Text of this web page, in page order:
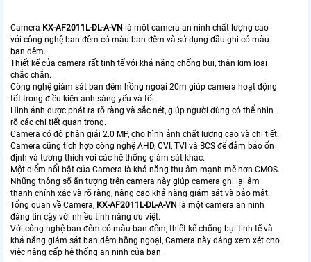
Camera KX-AF2011L-DL-A-VN là một camera an ninh chất lượng cao
với công nghệ ban đêm có màu ban đêm và sử dụng đầu ghi có màu
ban đêm.
Thiết kế của camera rất tinh tế với khả năng chống bụi, thân kim loại
chắc chắn.
Công nghệ giám sát ban đêm hồng ngoại 20m giúp camera hoạt động
tốt trong điều kiện ánh sáng yếu và tối.
Hình ảnh được phát ra rõ ràng và sắc nét, giúp người dùng có thể nhìn
rõ các chi tiết quan trọng.
Camera có độ phân giải 2.0 MP, cho hình ảnh chất lượng cao và chi tiết.
Camera cũng tích hợp công nghệ AHD, CVI, TVI và BCS để đảm bảo ổn
định và tương thích với các hệ thống giám sát khác.
Một điểm nổi bật của Camera là khả năng thu âm mạnh mẽ hơn CMOS.
Những thông số ấn tượng trên camera này giúp camera ghi lại âm
thanh chính xác và rõ ràng, nâng cao khả năng giám sát và bảo mật.
Tổng quan về Camera, KX-AF2011L-DL-A-VN là một camera an ninh
đáng tin cậy với nhiều tính năng ưu việt.
Với công nghệ ban đêm có màu ban đêm, thiết kế chống bụi tinh tế và
khả năng giám sát ban đêm hồng ngoại, Camera này đáng xem xét cho
việc nâng cấp hệ thống an ninh của bạn.